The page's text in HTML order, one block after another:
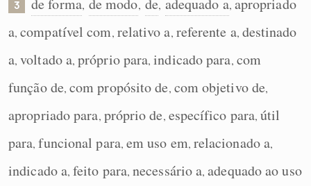
Sinônimos
3 de forma, de modo, de, adequado a, apropriado
a,compatível com, relativo a, referente a, destinado
a,voltado a,próprio para,indicado para, com
função de, com propósito de, com objetivo de,
apropriado para, próprio de, específico para, útil
para,funcional para, em uso em, relacionado a,
indicado a, feito para, necessário a,adequado ao uso